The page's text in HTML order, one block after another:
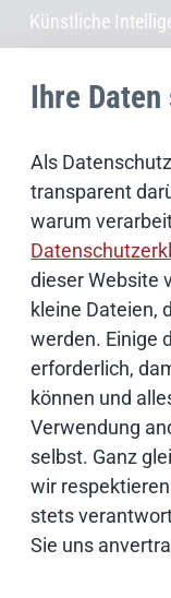
Ihre
Als
transparent
warum
dieser Website
kleine Dateien,
werden. Einige
erforderlich,
können und
Verwendung
selbst. Ganz
wir
stets
Sie uns
Künstliche
Open Source
IT Sicherheit
Cloud
Netze
Services &
Consulting